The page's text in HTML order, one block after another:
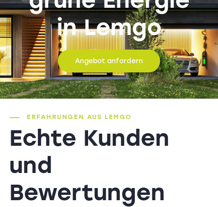
in Lemgo
Angebot anfordern
ERFAHRUNGEN AUS LEMGO
Echte Kunden
und
Bewertungen